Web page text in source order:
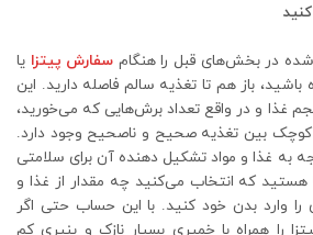
شده در بخش‌های قبل را هنگام سفارش پیتزا یا
باز هم تا تغذیه سالم فاصله دارید. این
غذا و در واقع تعداد برش‌هایی که می‌خورید،
بین تغذیه صحیح و ناصحیح وجود دارد.
به غذا و مواد تشکیل دهنده آن برای سلامتی
که انتخاب می‌کنید چه مقدار از غذا و
را وارد بدن خود کنید. با این حساب حتی اگر
را همراه با خمیری بسیار نازک و پنیری کم